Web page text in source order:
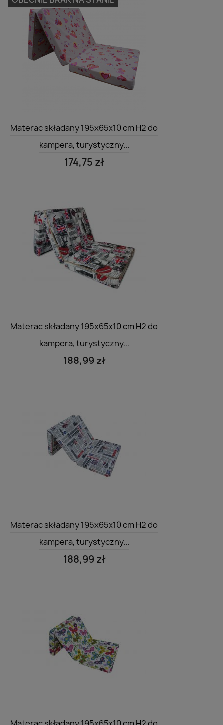
 Szybki podgląd
Materac składany 195x65x10 cm H2 do
kampera, turystyczny...
174,75 zł
 Szybki podgląd
Materac składany 195x65x10 cm H2 do
kampera, turystyczny...
188,99 zł
 Szybki podgląd
Materac składany 195x65x10 cm H2 do
kampera, turystyczny...
188,99 zł
 Szybki podgląd